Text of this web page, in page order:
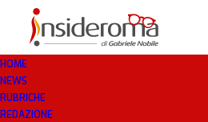
HOME
NEWS
RUBRICHE
REDAZIONE
8 GIU 2019